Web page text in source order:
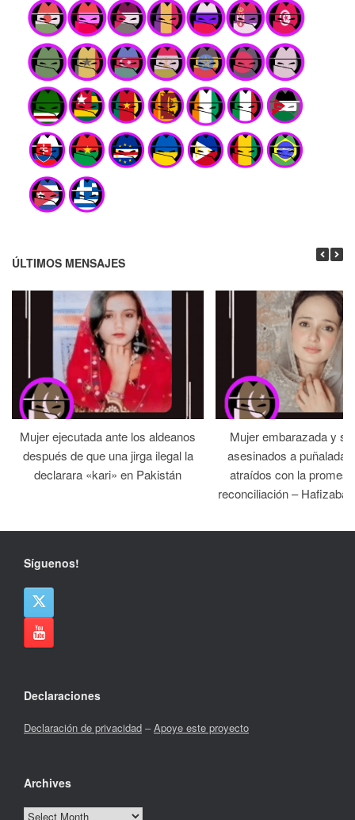
ÚLTIMOS MENSAJES
Mujer ejecutada ante los aldeanos
después de que una jirga ilegal la
declarara «kari» en Pakistán
Mujer embarazada y
asesinados a
atraídos con la
reconciliación –
Síguenos!
Declaraciones
Declaración de privacidad –Apoye este proyecto
Archives
Archives